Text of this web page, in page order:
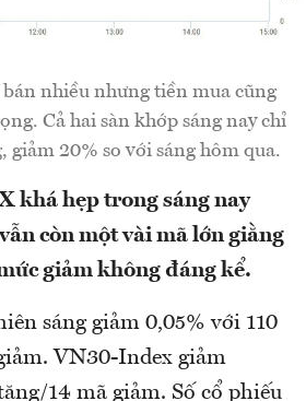
nhiều nhưng tiền mua cũng
Cả hai sàn khớp sáng nay chỉ
giảm 20% so với sáng hôm qua.
khá hẹp trong sáng nay
còn một vài mã lớn giằng
giảm không đáng kể.
sáng giảm 0,05% với 110
VN30-Index giảm
14 mã giảm. Số cổ phiếu